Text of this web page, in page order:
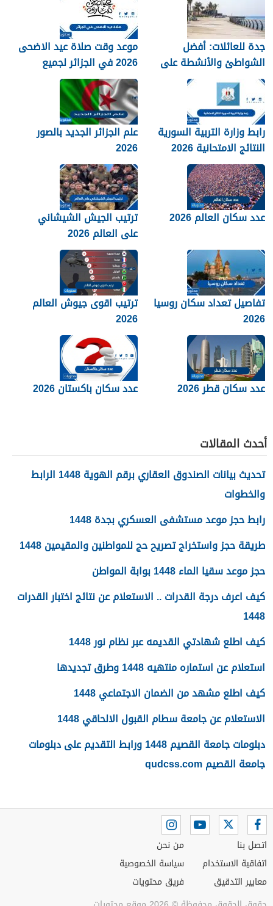
جدة للعائلات: أفضل
الشواطئ والأنشطة على
كورنيش البحر الأحمر
موعد وقت صلاة عيد الاضحى
2026 في الجزائر لجميع
المحافظات بالتفصيل 1448
رابط وزارة التربية السورية
النتائج الامتحانية 2026
علم الجزائر الجديد بالصور
2026
عدد سكان العالم 2026
ترتيب الجيش الشيشاني
على العالم 2026
تفاصيل تعداد سكان روسيا
2026
ترتيب اقوى جيوش العالم
2026
عدد سكان قطر 2026 عدد سكان باكستان 2026
أحدث المقالات
تحديث بيانات الصندوق العقاري برقم الهوية 1448 الرابط
والخطوات
رابط حجز موعد مستشفى العسكري بجدة 1448
طريقة حجز واستخراج تصريح حج للمواطنين والمقيمين 1448
حجز موعد سقيا الماء 1448 بوابة المواطن
كيف اعرف درجة القدرات .. الاستعلام عن نتائج اختبار القدرات
1448
كيف اطلع شهادتي القديمه عبر نظام نور 1448
استعلام عن استماره منتهيه 1448 وطرق تجديدها
كيف اطلع مشهد من الضمان الاجتماعي 1448
الاستعلام عن جامعة سطام القبول الالحاقي 1448
دبلومات جامعة القصيم 1448 ورابط التقديم على دبلومات
جامعة القصيم qudcss.com
اتصل بنا
اتفاقية الاستخدام
معايير التدقيق
من نحن
سياسة الخصوصية
فريق محتويات